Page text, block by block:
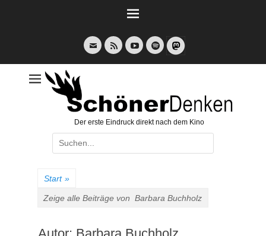
E-
Mail
Feed YouTubeSpotify
Der erste Eindruck direkt nach dem Kino
Suche
nach:
Start »
Zeige alle Beiträge von Barbara Buchholz